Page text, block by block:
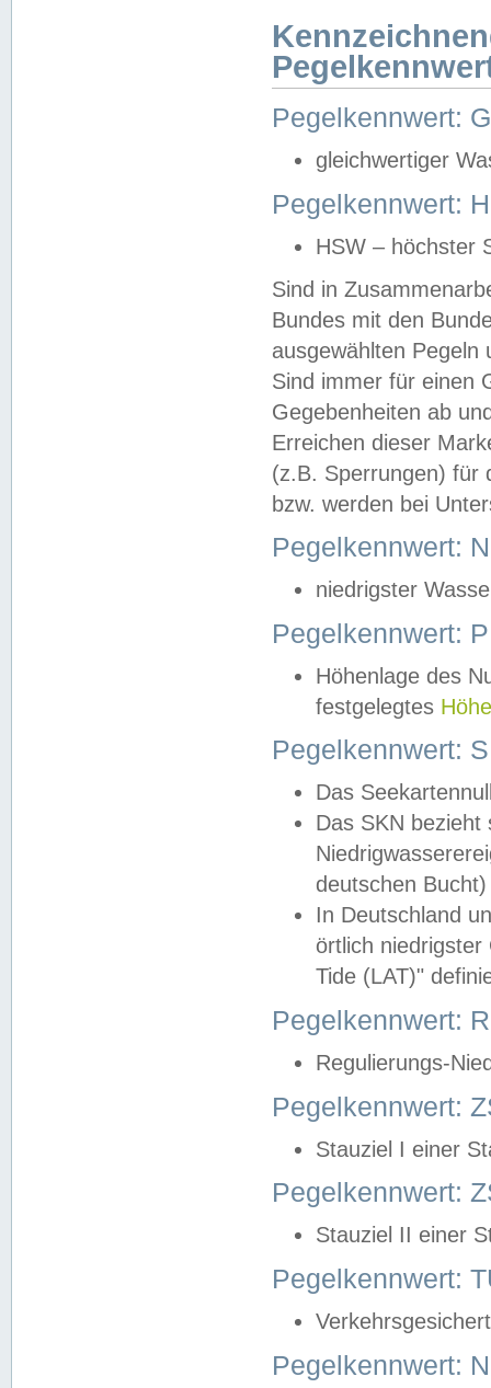
Pegelkennwert:
gleichwertiger
Pegelkennwert:
HSW – höchster
Sind in
Bundes mit den
ausgewählten
Sind immer für einen
Gegebenheiten ab
Erreichen dieser
(z.B. Sperrungen) für
bzw. werden bei
Pegelkennwert:
niedrigster
Pegelkennwert:
Höhenlage des
festgelegtes
Pegelkennwert:
Das
Das SKN
deutschen
In Deutschland
örtlich
Tide (LAT)"
Pegelkennwert:
Regulierungs-
Pegelkennwert:
Stauziel I einer
Pegelkennwert:
Stauziel II einer
Pegelkennwert:
Pegelkennwert: